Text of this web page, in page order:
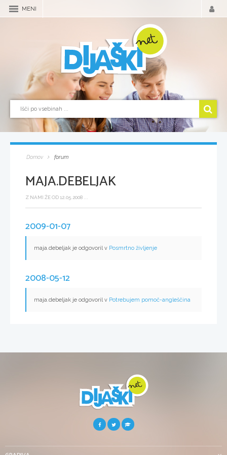
MENI
Domov forum
MAJA.DEBELJAK
Z NAMI ŽE OD 12.05.2008 ...
2009-01-07
maja.debeljak je odgovoril v Posmrtno življenje
2008-05-12
maja.debeljak je odgovoril v Potrebujem pomoč-angleščina